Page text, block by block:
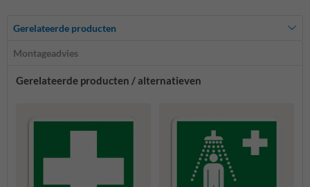
Gerelateerde producten
Montageadvies
Gerelateerde producten / alternatieven